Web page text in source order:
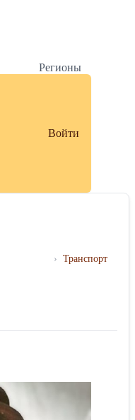
Регионы
Войти
› Транспорт